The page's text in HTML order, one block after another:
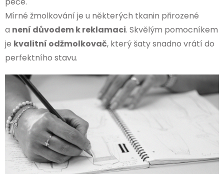
Mírné žmolkování je u některých tkanin přirozené
a není důvodem k reklamaci. Skvělým pomocníkem
je kvalitní odžmolkovač, který šaty snadno vrátí do
perfektního stavu.